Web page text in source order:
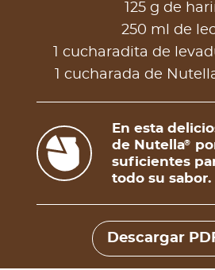
125 g de
250 ml de
1 cucharadita de
1 cucharada de
En esta
de Nutella®
suficientes
todo su sabor.
Descargar